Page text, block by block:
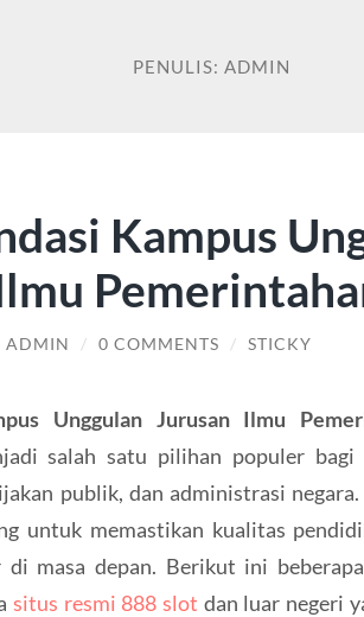
PENULIS:ADMIN
Kampus
ADMIN / 0 COMMENTS / STICKY
Unggulan Jurusan Ilmu
salah satu pilihan populer
publik, dan administrasi
untuk memastikan kualitas
masa depan. Berikut ini
situs resmi 888 slot dan luar negeri